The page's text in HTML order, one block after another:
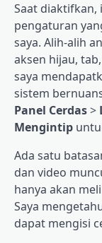
Saat diaktifkan,
pengaturan
saya. Alih-alih
aksen hijau,
saya
sistem
Panel Cerdas>
Mengintip
Ada satu
dan video
hanya akan
Saya
dapat mengisi